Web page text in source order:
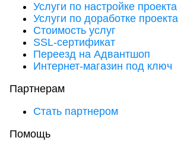
Услуги по настройке проекта
Услуги по доработке проекта
Стоимость услуг
SSL-сертификат
Переезд на Адвантшоп
Интернет-магазин под ключ
Партнерам
Стать партнером
Помощь